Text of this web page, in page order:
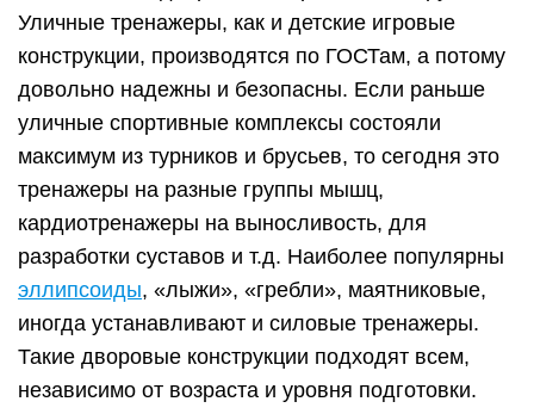
Уличные тренажеры, как и детские игровые
конструкции, производятся по ГОСТам, а потому
довольно надежны и безопасны. Если раньше
уличные спортивные комплексы состояли
максимум из турников и брусьев, то сегодня это
тренажеры на разные группы мышц,
кардиотренажеры на выносливость, для
разработки суставов и т.д. Наиболее популярны
эллипсоиды, «лыжи», «гребли», маятниковые,
иногда устанавливают и силовые тренажеры.
Такие дворовые конструкции подходят всем,
независимо от возраста и уровня подготовки.